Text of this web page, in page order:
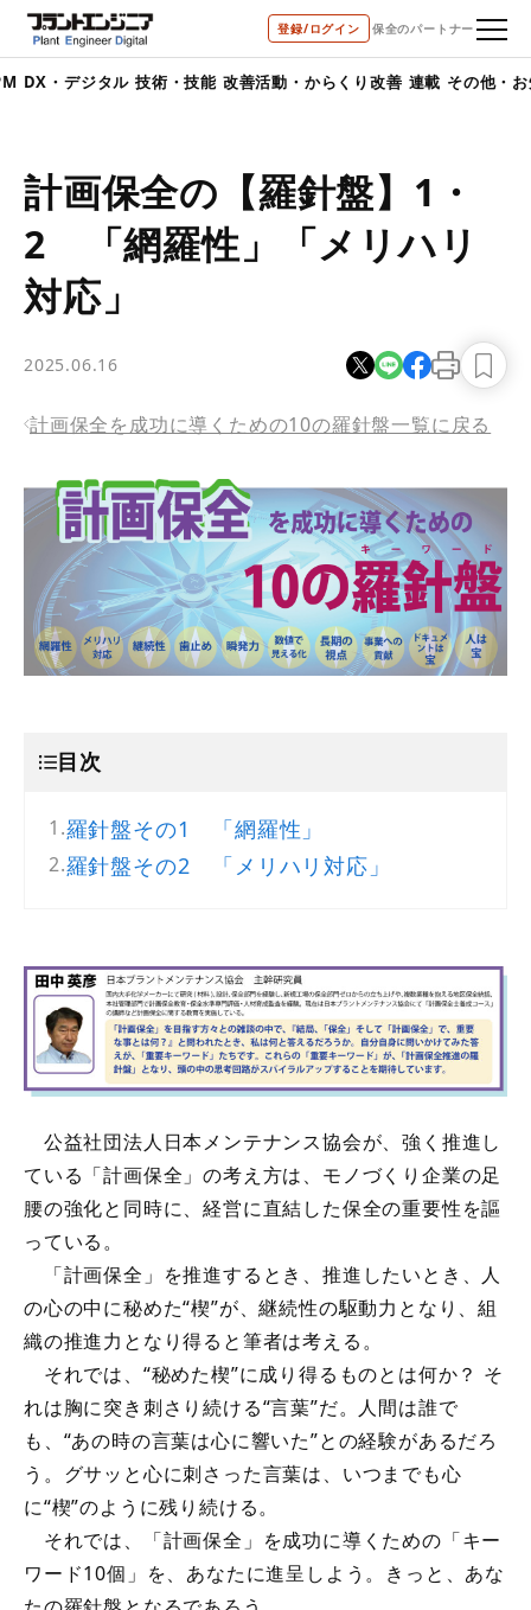
登録/ログイン 保全のパートナー
ジタル 技術・技能 改善活動・からくり改善 連載 その他・お知らせ
bool(true)
計画保全の【羅針盤】1・
2 「網羅性」「メリハリ
対応」
2025.06.16
計画保全を成功に導くための10の羅針盤一覧に戻る
目次
羅針盤その1 「網羅性」
羅針盤その2 「メリハリ対応」
公益社団法人日本メンテナンス協会が、強く推進し
ている「計画保全」の考え方は、モノづくり企業の足
腰の強化と同時に、経営に直結した保全の重要性を謳
っている。
「計画保全」を推進するとき、推進したいとき、人
の心の中に秘めた“楔”が、継続性の駆動力となり、組
織の推進力となり得ると筆者は考える。
それでは、“秘めた楔”に成り得るものとは何か？ そ
れは胸に突き刺さり続ける“言葉”だ。人間は誰で
も、“あの時の言葉は心に響いた”との経験があるだろ
う。グサッと心に刺さった言葉は、いつまでも心
に“楔”のように残り続ける。
それでは、「計画保全」を成功に導くための「キー
ワード10個」を、あなたに進呈しよう。きっと、あな